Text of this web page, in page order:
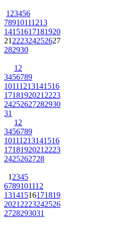
1 23456
78910111213
14151617181920
21 222324252627
282930
1 2
3456789
10111213141516
1718192021 2223
24252627282930
31
1 2
3456789
10111213141516
1718192021 2223
2425262728
1 2345
6789101112
13141516171819
2021 2223242526
2728293031